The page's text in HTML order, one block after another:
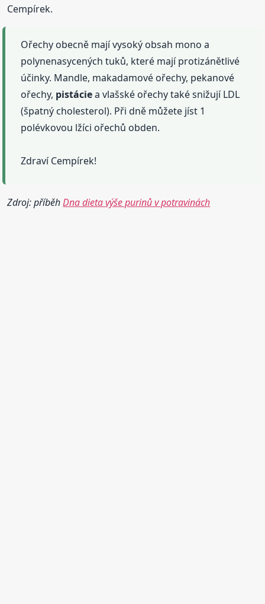
Cempírek.
Ořechy obecně mají vysoký obsah mono a
polynenasycených tuků, které mají protizánětlivé
účinky. Mandle, makadamové ořechy, pekanové
ořechy, pistáciea vlašské ořechy také snižují LDL
(špatný cholesterol). Při dně můžete jíst 1
polévkovou lžíci ořechů obden.
Zdraví Cempírek!
Zdroj: příběhDna dieta výše purinů v potravinách